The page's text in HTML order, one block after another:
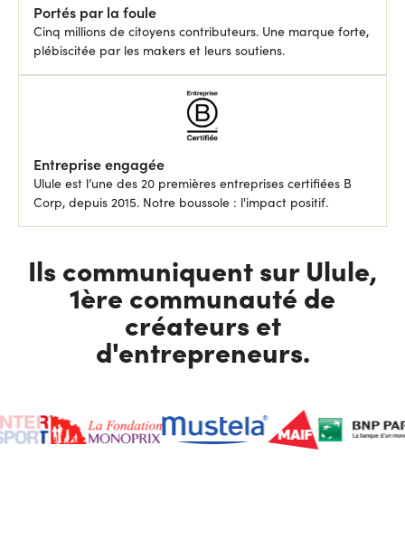
Portés par la foule
Cinq millions de citoyens contributeurs. Une marque forte,
plébiscitée par les makers et leurs soutiens.
Entreprise engagée
Ulule est l’une des 20 premières entreprises certifiées B
Corp, depuis 2015. Notre boussole : l'impact positif.
Ils communiquent sur Ulule,
1ère communauté de
créateurs et
d'entrepreneurs.